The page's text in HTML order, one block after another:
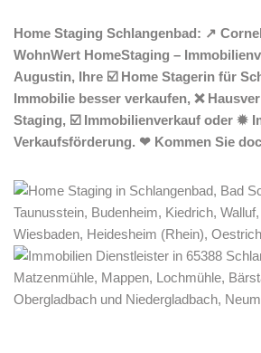
Home Staging Schlangenbad: ↗️
WohnWert HomeStaging –
Augustin, Ihre ☑️ Home Stagerin für
Immobilie besser verkaufen, ❌
Staging, ☑️ Immobilienverkauf oder ✹
Verkaufsförderung. ❤ Kommen Sie